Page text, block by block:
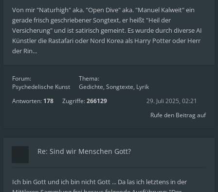
Von mir "Naturhigh" aka. "Open Dive" aka. "Manuel Kalweit" ein
gerade frisch geschriebener Songtext, er heißt "Heil der
Versicherung" und ist satirisch gemeint. Es wurde durch diverse AI
Künstler die Rastafari oder Nord Korea als Harry Potter oder Herr
der Rin...
Forum:
Psychedelische Kunst
Thema:
Gedichte, Songtexte, Lyrik
Antworten: 178 Zugriffe:266129
29. Juli 2025, 02:21
Rufe den Beitrag auf
Re: Sind wir Menschen Gott?
Ich bin Gott und ich bin nicht Gott ... Da las ich letztens in der